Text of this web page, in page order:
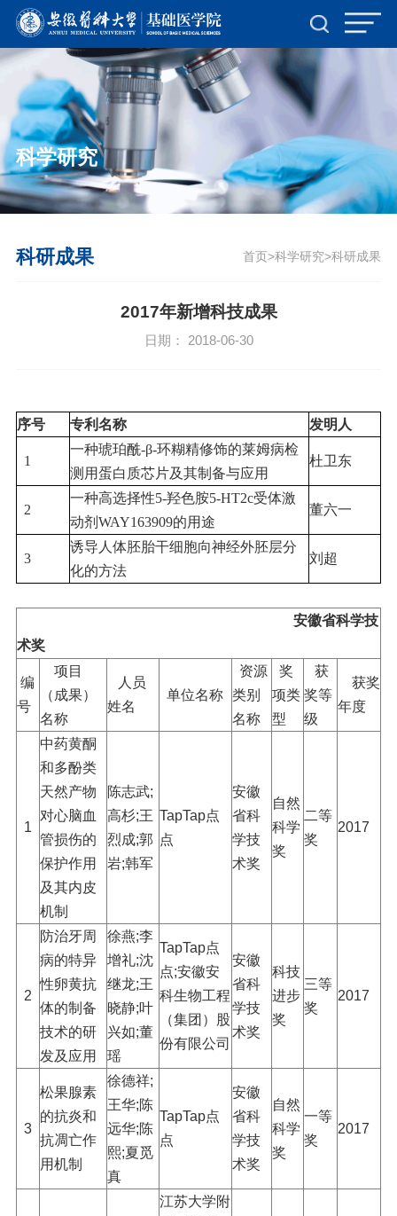
TapTap点点(188改名)官方网站-Official
Website
科学研究
科研成果 首页>科学研究>科研成果
2017年新增科技成果
日期： 2018-06-30
序号 专利名称 发明人
1
一种琥珀酰-β-环糊精修饰的莱姆病检
测用蛋白质芯片及其制备与应用
杜卫东
2
一种高选择性5-羟色胺5-HT2c受体激
动剂WAY163909的用途
董六一
3
诱导人体胚胎干细胞向神经外胚层分
化的方法
刘超
安徽省科学技
术奖
编
号
项目
（成果）
名称
人员
姓名
单位名称
资源
类别
名称
奖
项类
型
获
奖等
级
获奖
年度
1
中药黄酮
和多酚类
天然产物
对心脑血
管损伤的
保护作用
及其内皮
机制
陈志武;
高杉;王
烈成;郭
岩;韩军
TapTap点
点
安徽
省科
学技
术奖
自然
科学
奖
二等
奖
2017
2
防治牙周
病的特异
性卵黄抗
体的制备
技术的研
发及应用
徐燕;李
增礼;沈
继龙;王
晓静;叶
兴如;董
瑶
TapTap点
点;安徽安
科生物工程
（集团）股
份有限公司
安徽
省科
学技
术奖
科技
进步
奖
三等
奖
2017
3
松果腺素
的抗炎和
抗凋亡作
用机制
徐德祥;
王华;陈
远华;陈
熙;夏觅
真
TapTap点
点
安徽
省科
学技
术奖
自然
科学
奖
一等
奖
2017
江苏大学附